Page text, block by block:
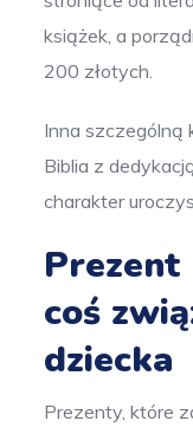
książek, a
200 złotych.
Inna szczególną
Biblia z
charakter
coś
dziecka
Prezenty, które